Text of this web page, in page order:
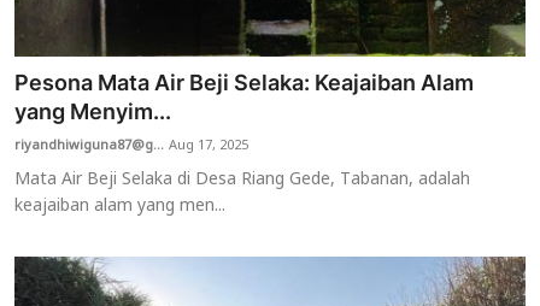
Pesona Mata Air Beji Selaka: Keajaiban Alam
yang Menyim...
riyandhiwiguna87@g...Aug 17, 2025
Mata Air Beji Selaka di Desa Riang Gede, Tabanan, adalah
keajaiban alam yang men...